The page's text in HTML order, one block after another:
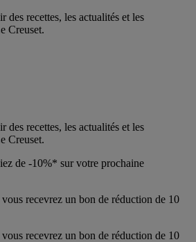
des recettes, les actualités et les
Creuset.
des recettes, les actualités et les
Creuset.
de -10%* sur votre prochaine
recevrez un bon de réduction de 10
recevrez un bon de réduction de 10